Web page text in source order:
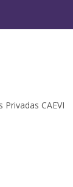
CAEVI
¡por favoracceder